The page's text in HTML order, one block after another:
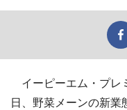
イーピーエム・プレ
日、野菜メーンの新業